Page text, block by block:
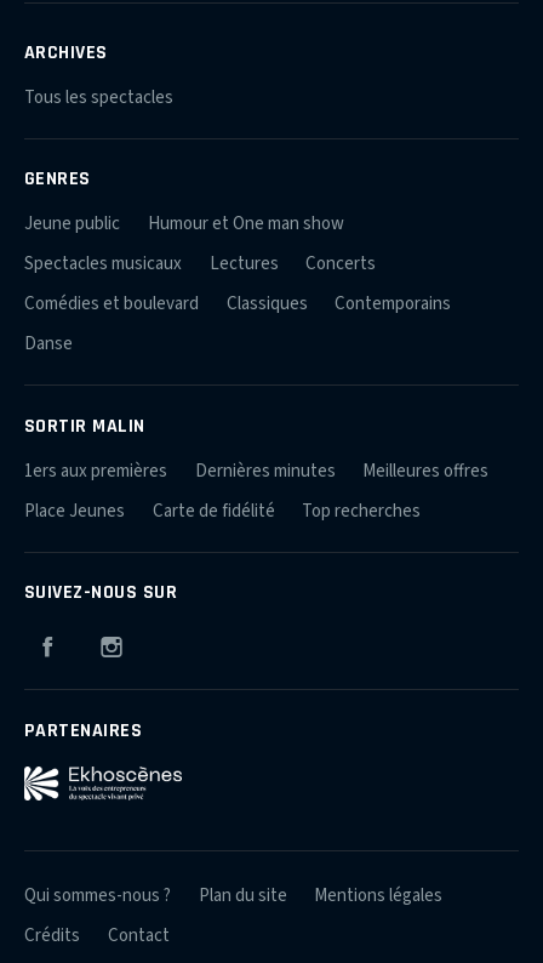
ARCHIVES
Tous les spectacles
GENRES
Jeune public
Humour et One man show
Spectacles musicaux
Lectures
Concerts
Comédies et boulevard
Classiques
Contemporains
Danse
SORTIR MALIN
1ers aux premières Dernières minutes
Meilleures offres
Place Jeunes
Carte de fidélité Top recherches
SUIVEZ-NOUS SUR
Facebook
PARTENAIRES
Qui sommes-nous ? Plan du site
Mentions légales
Crédits
Contact